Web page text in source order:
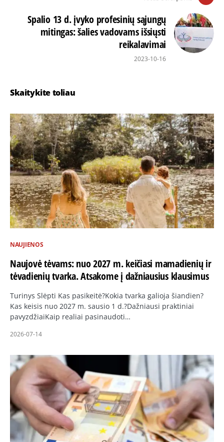
Spalio 13 d. įvyko profesinių sąjungų
mitingas: šalies vadovams išsiųsti
reikalavimai
2023-10-16
Skaitykite toliau
NAUJIENOS
Naujovė tėvams: nuo 2027 m. keičiasi mamadienių ir
tėvadienių tvarka. Atsakome į dažniausius klausimus
Turinys Slėpti Kas pasikeitė?Kokia tvarka galioja šiandien?
Kas keisis nuo 2027 m. sausio 1 d.?Dažniausi praktiniai
pavyzdžiaiKaip realiai pasinaudoti…
2026-07-14